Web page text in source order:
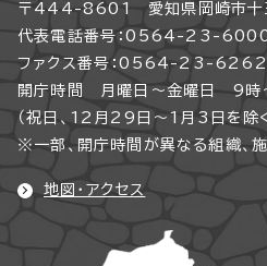
〒444-8601 愛知県岡崎市十
代表電話番号：0564-23-
ファクス番号：0564-23-6262
開庁時間 月曜日～金曜日 9時
（祝日、12月29日～1月3日を除く
※一部、開庁時間が異なる組織、施
地図・アクセス